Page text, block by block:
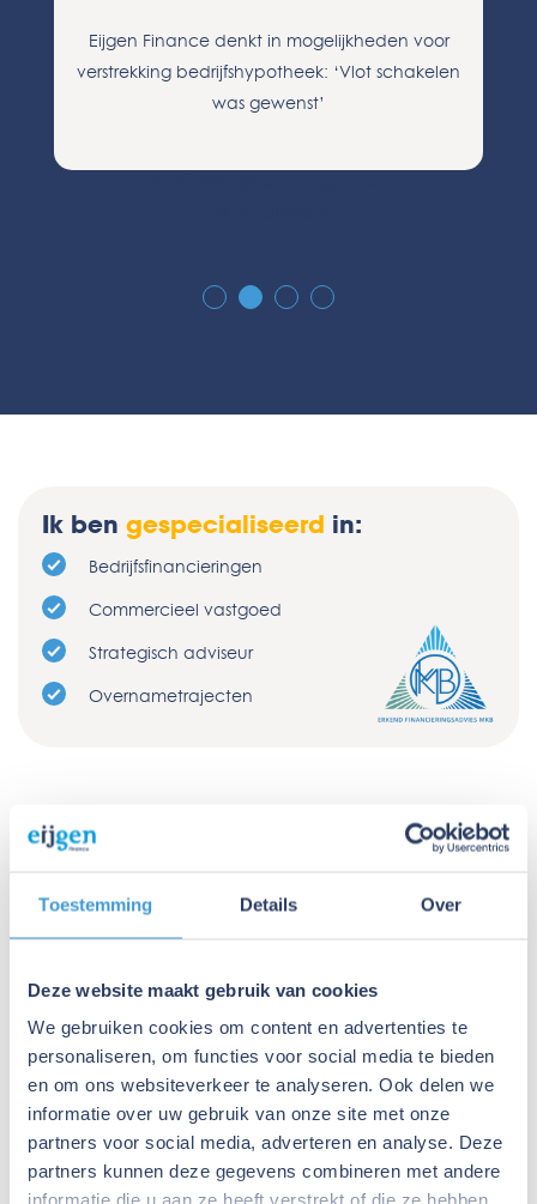
Toestemming Details Over
Deze website maakt gebruik van cookies
We gebruiken cookies om content en advertenties te
personaliseren, om functies voor social media te bieden
en om ons websiteverkeer te analyseren. Ook delen we
informatie over uw gebruik van onze site met onze
partners voor social media, adverteren en analyse. Deze
partners kunnen deze gegevens combineren met andere
informatie die u aan ze heeft verstrekt of die ze hebben
Eijgen Finance denkt in mogelijkheden voor
verstrekking bedrijfshypotheek: ‘Vlot schakelen
was gewenst’
Ik ben gespecialiseerd in:
Bedrijfsfinancieringen
Commercieel vastgoed
Strategisch adviseur
Overnametrajecten